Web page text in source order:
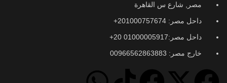
مصر, شارع س القاهرة
داحل مصر: 201000757674+
داحل مصر:01000005917 20+
خارج مصر: 00966562863883